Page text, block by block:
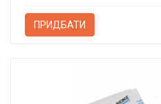
ПРИДБАТИ